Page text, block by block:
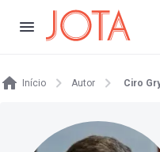
Início Autor Ciro